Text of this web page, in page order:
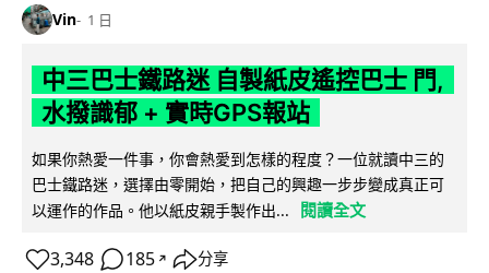
Vin 1 日
中三巴士鐵路迷 自製紙皮遙控巴士 門,
水撥識郁 + 實時GPS報站
如果你熱愛一件事，你會熱愛到怎樣的程度？一位就讀中三的
巴士鐵路迷，選擇由零開始，把自己的興趣一步步變成真正可
以運作的作品。他以紙皮親手製作出...
閱讀全文
3,348 185 ↗ 分享